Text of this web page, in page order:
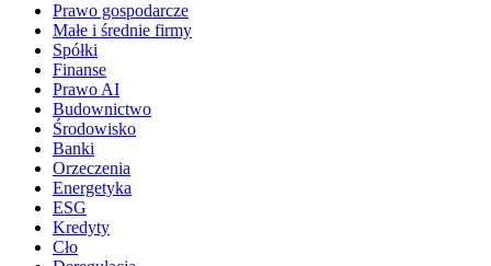
Prawo gospodarcze
Małe i średnie firmy
Spółki
Finanse
Prawo AI
Budownictwo
Środowisko
Banki
Orzeczenia
Energetyka
ESG
Kredyty
Cło